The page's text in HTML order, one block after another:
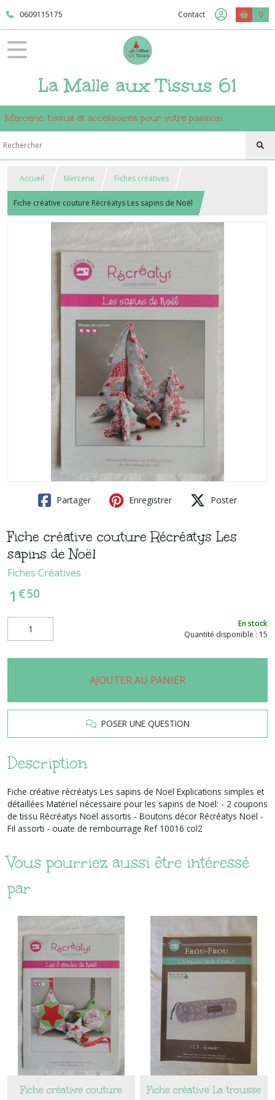
0609115175 Contact 0
La Malle aux Tissus 61
Mercerie, tissus et accessoires pour votre passion
Accueil Mercerie Fiches créatives
Fiche créative couture Récréatys Les sapins de Noël
Partager Enregistrer Poster
Fiche créative couture Récréatys Les
sapins de Noël
Fiches Créatives
1 €50
En stock
Quantité disponible : 15
AJOUTER AU PANIER
POSER UNE QUESTION
Description
Fiche créative récréatys Les sapins de Noël Explications simples et
détaillées Matériel nécessaire pour les sapins de Noël: - 2 coupons
de tissu Récréatys Noël assortis - Boutons décor Récréatys Noël -
Fil assorti - ouate de rembourrage Ref 10016 col2
Vous pourriez aussi être intéressé
par
Fiche créative couture
Fiche créative La trousse